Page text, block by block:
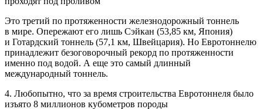
Это третий по протяженности железнодорожный тоннель
в мире. Опережают его лишь Сэйкан (53,85 км, Япония)
и Готардский тоннель (57,1 км, Швейцария). Но Евротоннелю
принадлежит безоговорочный рекорд по протяженности
именно под водой. А еще это самый длинный
международный тоннель.
4. Любопытно, что за время строительства Евротоннеля было
изъято 8 миллионов кубометров породы